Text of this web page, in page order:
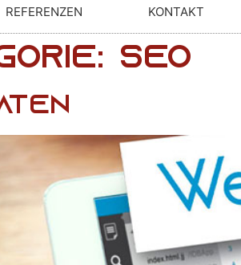
REFERENZEN KONTAKT
SEO